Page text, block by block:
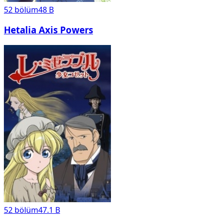
52 bölüm48 B
Hetalia Axis Powers
52 bölüm47.1 B